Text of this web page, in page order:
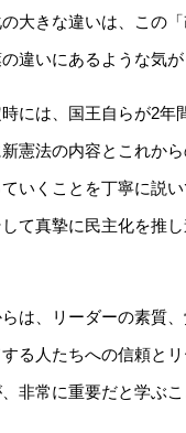
大きな違いは、この
違いにあるような気が
には、国王自らが2年
憲法の内容とこれか
いくことを丁寧に説
て真摯に民主化を推
は、リーダーの素質
る人たちへの信頼と
非常に重要だと学ぶこ